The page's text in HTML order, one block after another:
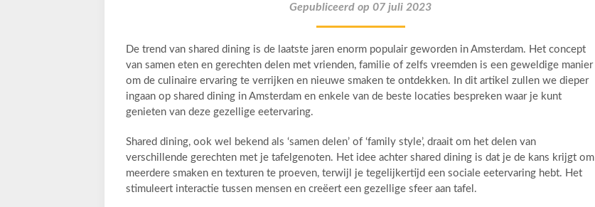
Gepubliceerd op 07 juli 2023
De trend van shared dining is de laatste jaren enorm populair geworden in Amsterdam. Het concept
van samen eten en gerechten delen met vrienden, familie of zelfs vreemden is een geweldige manier
om de culinaire ervaring te verrijken en nieuwe smaken te ontdekken. In dit artikel zullen we dieper
ingaan op shared dining in Amsterdam en enkele van de beste locaties bespreken waar je kunt
genieten van deze gezellige eetervaring.
Shared dining, ook wel bekend als ‘samen delen’ of ‘family style’, draait om het delen van
verschillende gerechten met je tafelgenoten. Het idee achter shared dining is dat je de kans krijgt om
meerdere smaken en texturen te proeven, terwijl je tegelijkertijd een sociale eetervaring hebt. Het
stimuleert interactie tussen mensen en creëert een gezellige sfeer aan tafel.